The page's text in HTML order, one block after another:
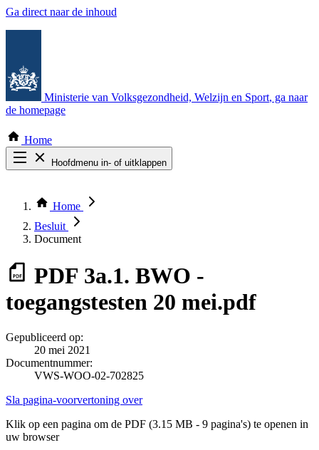
Ga direct naar de inhoud
Ministerie van Volksgezondheid, Welzijn en Sport, ga naar
de homepage
Home
Hoofdmenu in- of uitklappen
Thema COVID-19
Bekijk per bestuursorgaan
Home
Besluit
Document
PDF 3a.1. BWO -
toegangstesten 20 mei.pdf
Gepubliceerd op:
20 mei 2021
Documentnummer:
VWS-WOO-02-702825
Sla pagina-voorvertoning over
Klik op een pagina om de PDF (3.15 MB - 9 pagina's) te openen in
uw browser